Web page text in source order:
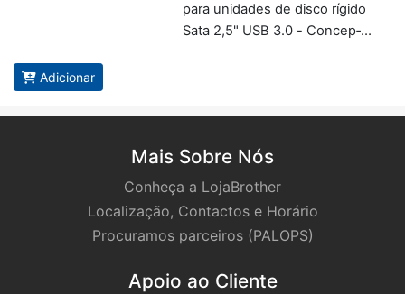
para uni­dades de disco rí­gido
Sata 2,5" USB 3.0 - Con­cep­
Adicionar
Mais Sobre Nós
Conheça a LojaBrother
Localização, Contactos e Horário
Procuramos parceiros (PALOPS)
Apoio ao Cliente